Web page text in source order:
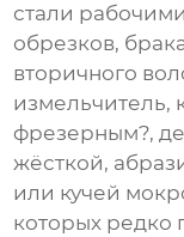
стали
обрезков,
вторичного
измельчитель,
фрезерным?,
жёсткой,
или кучей
которых редко